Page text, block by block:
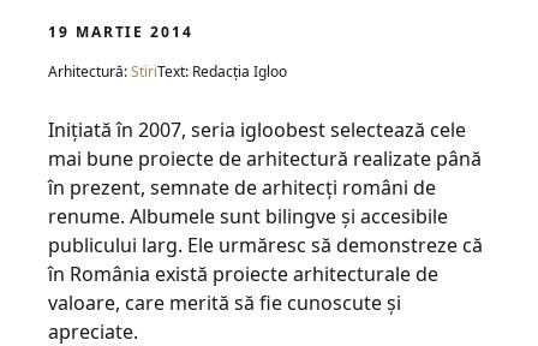
19 MARTIE 2014
Arhitectură:StiriText: Redacția Igloo
Iniţiată în 2007, seria igloobest selectează cele
mai bune proiecte de arhitectură realizate până
în prezent, semnate de arhitecţi români de
renume. Albumele sunt bilingve şi accesibile
publicului larg. Ele urmăresc să demonstreze că
în România există proiecte arhitecturale de
valoare, care merită să fie cunoscute şi
apreciate.